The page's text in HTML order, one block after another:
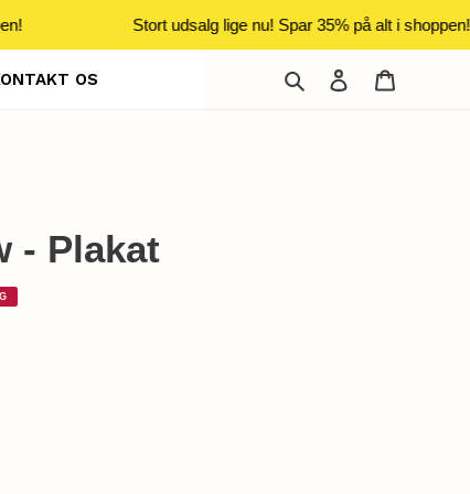
Stort udsalg lige nu! Spar 35% på alt i shoppen!
OS Søg Log ind
- Plakat